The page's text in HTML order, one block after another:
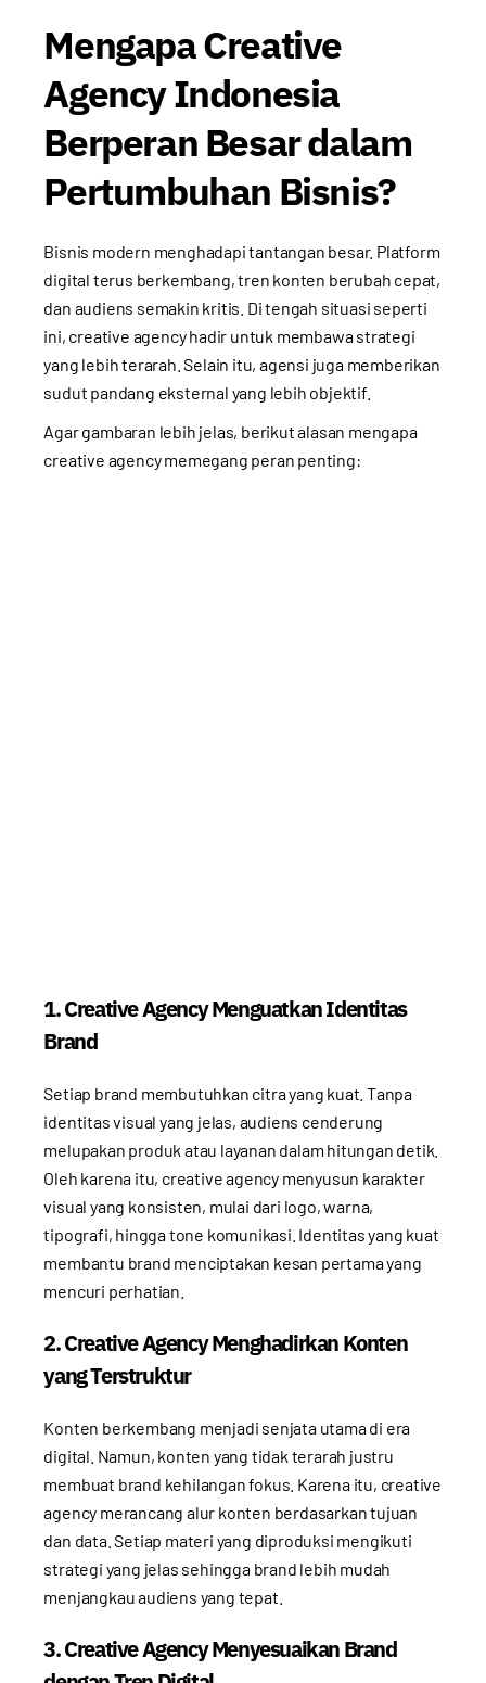
Mengapa Creative
Agency Indonesia
Berperan Besar dalam
Pertumbuhan Bisnis?
Bisnis modern menghadapi tantangan besar. Platform
digital terus berkembang, tren konten berubah cepat,
dan audiens semakin kritis. Di tengah situasi seperti
ini, creative agency hadir untuk membawa strategi
yang lebih terarah. Selain itu, agensi juga memberikan
sudut pandang eksternal yang lebih objektif.
Agar gambaran lebih jelas, berikut alasan mengapa
creative agency memegang peran penting:
1. Creative Agency Menguatkan Identitas
Brand
Setiap brand membutuhkan citra yang kuat. Tanpa
identitas visual yang jelas, audiens cenderung
melupakan produk atau layanan dalam hitungan detik.
Oleh karena itu, creative agency menyusun karakter
visual yang konsisten, mulai dari logo, warna,
tipografi, hingga tone komunikasi. Identitas yang kuat
membantu brand menciptakan kesan pertama yang
mencuri perhatian.
2. Creative Agency Menghadirkan Konten
yang Terstruktur
Konten berkembang menjadi senjata utama di era
digital. Namun, konten yang tidak terarah justru
membuat brand kehilangan fokus. Karena itu, creative
agency merancang alur konten berdasarkan tujuan
dan data. Setiap materi yang diproduksi mengikuti
strategi yang jelas sehingga brand lebih mudah
menjangkau audiens yang tepat.
3. Creative Agency Menyesuaikan Brand